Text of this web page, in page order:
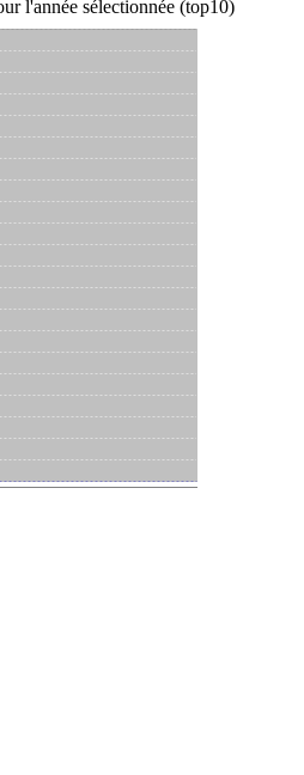
l'année sélectionnée (top10)